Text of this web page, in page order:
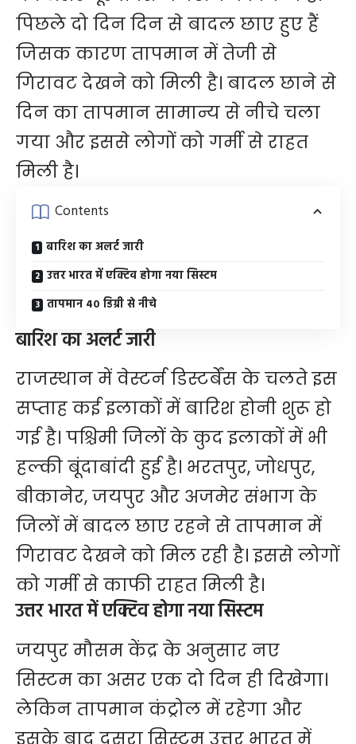
पिछले दो दिन दिन से बादल छाए हुए हैं
जिसक कारण तापमान में तेजी से
गिरावट देखने को मिली है। बादल छाने से
दिन का तापमान सामान्य से नीचे चला
गया और इससे लोगों को गर्मी से राहत
मिली है।
Contents
बारिश का अलर्ट जारी
उत्तर भारत में एक्टिव होगा नया सिस्टम
तापमान 40 डिग्री से नीचे
बारिश का अलर्ट जारी
राजस्थान में वेस्टर्न डिस्टर्बेंस के चलते इस
सप्ताह कई इलाकों में बारिश होनी शुरू हो
गई है। पश्चिमी जिलों के कुद इलाकों में भी
हल्की बूंदाबांदी हुई है। भरतपुर, जोधपुर,
बीकानेर, जयपुर और अजमेर संभाग के
जिलों में बादल छाए रहने से तापमान में
गिरावट देखने को मिल रही है। इससे लोगों
को गर्मी से काफी राहत मिली है।
उत्तर भारत में एक्टिव होगा नया सिस्टम
जयपुर मौसम केंद्र के अनुसार नए
सिस्टम का असर एक दो दिन ही दिखेगा।
लेकिन तापमान कंट्रोल में रहेगा और
इसके बाद दूसरा सिस्टम उत्तर भारत में